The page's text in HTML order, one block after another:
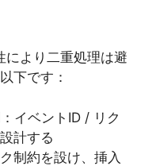
より二重処理は避
下です：
イベントID / リク
計する
制約を設け、挿入